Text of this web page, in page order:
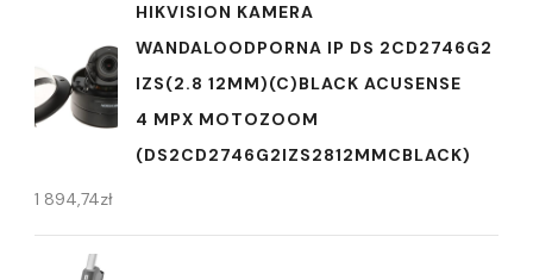
HIKVISION KAMERA
WANDALOODPORNA IP DS 2CD2746G2
IZS(2.8 12MM)(C)BLACK ACUSENSE
4 MPX MOTOZOOM
(DS2CD2746G2IZS2812MMCBLACK)
1 894,74zł